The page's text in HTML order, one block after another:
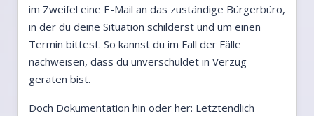
im Zweifel eine E-Mail an das zuständige Bürgerbüro,
in der du deine Situation schilderst und um einen
Termin bittest. So kannst du im Fall der Fälle
nachweisen, dass du unverschuldet in Verzug
geraten bist.
Doch Dokumentation hin oder her: Letztendlich